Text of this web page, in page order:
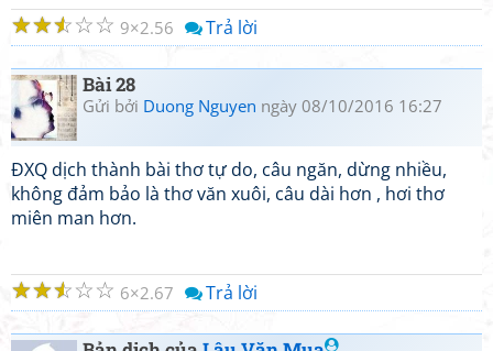
☆
☆
☆
☆
☆ 9 2.56 Trả lời
Bài 28
Gửi bởi Duong Nguyen ngày 08/10/2016 16:27
ĐXQ dịch thành bài thơ tự do, câu ngăn, dừng nhiều,
không đảm bảo là thơ văn xuôi, câu dài hơn , hơi thơ
miên man hơn.
☆
☆
☆
☆
☆ 6 2.67 Trả lời